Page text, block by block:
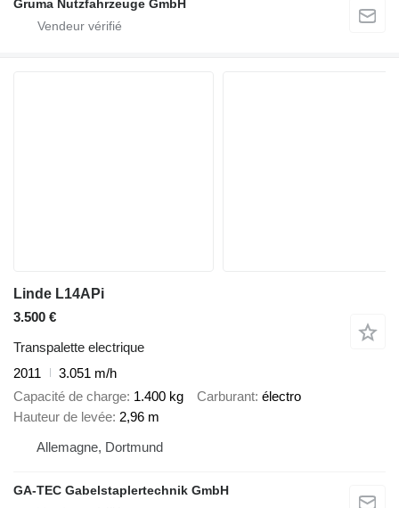
Gruma Nutzfahrzeuge GmbH
Linde L14APi
3.500 €
Transpalette electrique
2011
3.051 m/h
Capacité de charge 1.400 kg Carburant électro
Hauteur de levée 2,96 m
Allemagne, Dortmund
GA-TEC Gabelstaplertechnik GmbH